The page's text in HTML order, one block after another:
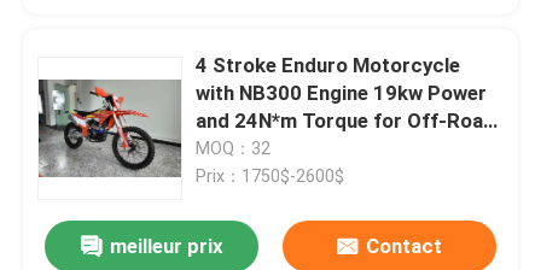
4 Stroke Enduro Motorcycle
with NB300 Engine 19kw Power
and 24N*m Torque for Off-Road
Performance
MOQ：32
Prix：1750$-2600$
meilleur prix Contact